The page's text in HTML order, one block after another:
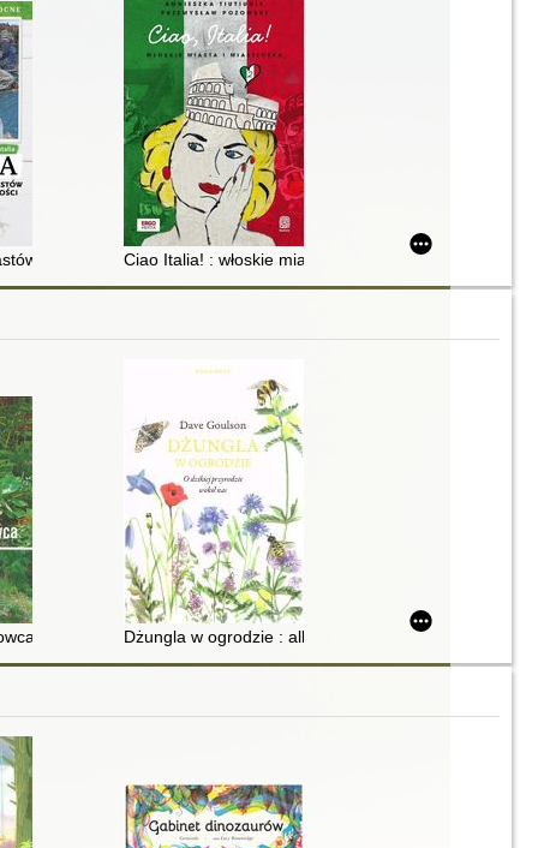
i różnorodności : Włochy Północne
Ciao Italia! : włoskie miasta i miasteczka. 2
: praca zbiorowaDżungla w ogrodzie : albo ogrodnictwo na ratunek